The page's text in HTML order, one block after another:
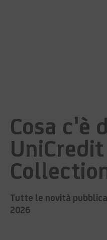
Cosa c'è
Tutte le novità
2026